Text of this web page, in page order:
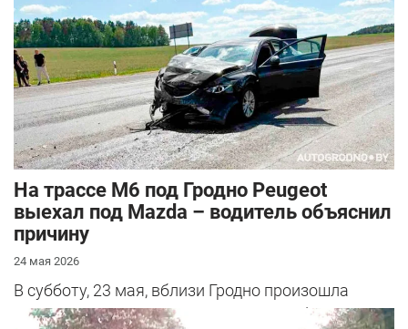
На трассе М6 под Гродно Peugeot
выехал под Mazda – водитель объяснил
причину
24 мая 2026
В субботу, 23 мая, вблизи Гродно произошла
серьезная авария – столкнулись Mazda и